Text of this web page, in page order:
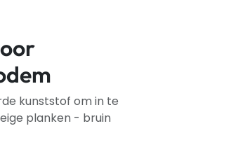
kunststof om in te
planken - bruin